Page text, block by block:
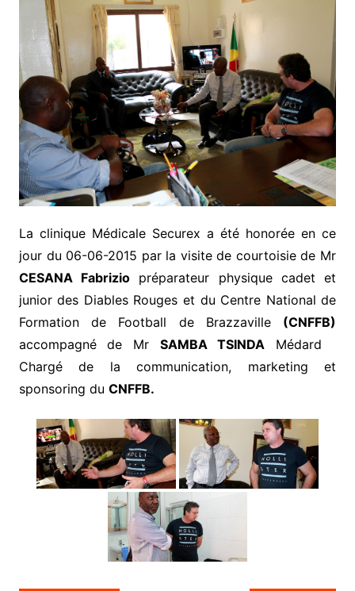
La clinique Médicale Securex a été honorée en ce
jour du 06-06-2015 par la visite de courtoisie de Mr
CESANA Fabrizio préparateur physique cadet et
junior des Diables Rouges et du Centre National de
Formation de Football de Brazzaville (CNFFB)
accompagné de Mr SAMBA TSINDA Médard
Chargé de la communication, marketing et
sponsoring du CNFFB.